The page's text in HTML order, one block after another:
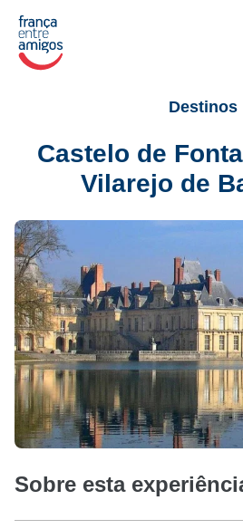
Destinos
Castelo de
Vilarejo de
Sobre esta